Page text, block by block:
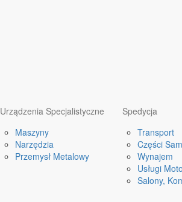
Urządzenia Specjalistyczne
Maszyny
Narzędzia
Przemysł Metalowy
Spedycja
Transport
Części
Wynajem
Usługi
Salony,